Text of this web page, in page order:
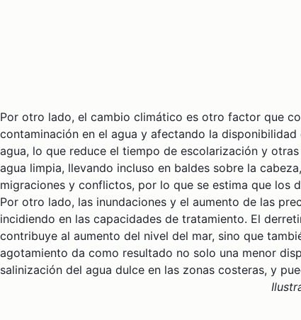
Por otro lado, el cambio climático es otro factor que
contaminación en el agua y afectando la
agua, lo que reduce el tiempo de escolarización y
agua limpia, llevando incluso en baldes sobre la
migraciones y conflictos, por lo que se estima que los
Por otro lado, las inundaciones y el aumento de las
incidiendo en las capacidades de tratamiento. El
contribuye al aumento del nivel del mar, sino que
agotamiento da como resultado no solo una menor
salinización del agua dulce en las zonas costeras, y